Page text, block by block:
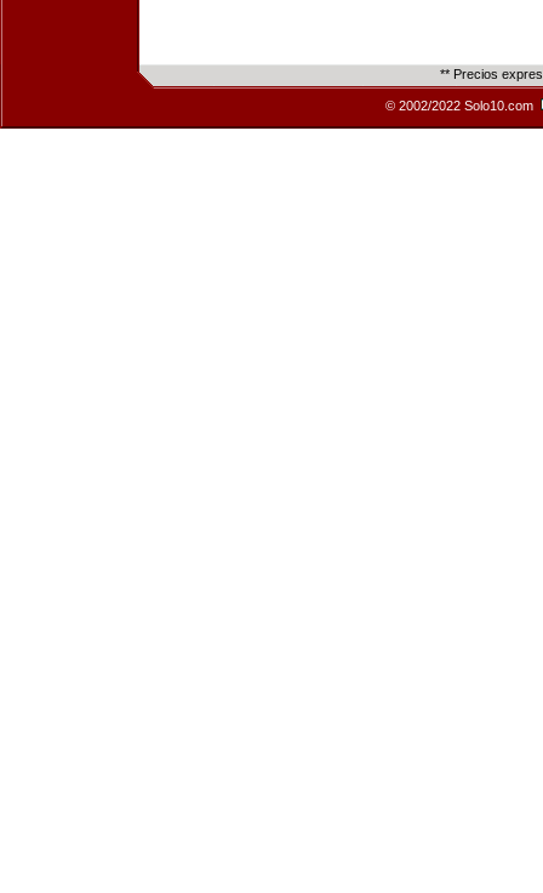
** Precios
© 2002/2022 Solo10.com